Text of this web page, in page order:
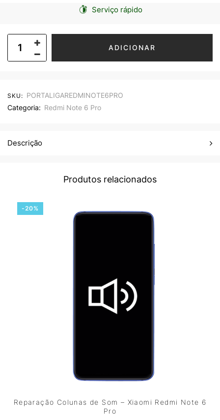
Serviço rápido
ADICIONAR
SKU: PORTALIGAREDMINOTE6PRO
Categoria: Redmi Note 6 Pro
Descrição
Produtos relacionados
-20%
Reparação Colunas de Som – Xiaomi Redmi Note 6
Pro